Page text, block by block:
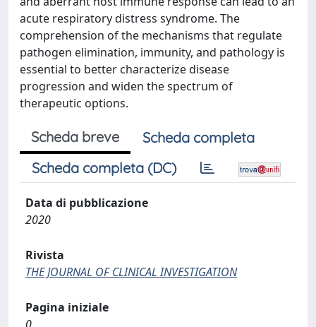
acute respiratory distress syndrome. The
comprehension of the mechanisms that regulate
pathogen elimination, immunity, and pathology is
essential to better characterize disease
progression and widen the spectrum of
therapeutic options.
Scheda breve
Scheda completa
Scheda completa (DC)
Data di pubblicazione
2020
Rivista
THE JOURNAL OF CLINICAL INVESTIGATION
Pagina iniziale